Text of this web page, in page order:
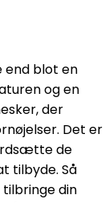
end blot en
og en
der
Det er
de
tilbyde. Så
din